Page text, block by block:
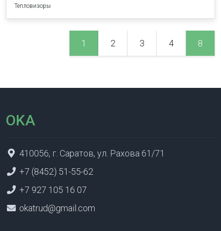
Тепловизоры
1 (current)
2 3 4 8
OKA
410056, г. Саратов, ул. Рахова 61/71
+7 (8452) 51-55-62
+7 927 105 16 07
okatrud@gmail.com